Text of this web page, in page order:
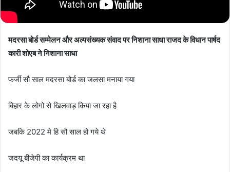
मदरसा बोर्ड सम्मेलन और अल्पसंख्यक संवाद पर निशाना साधा राजद के विधान पार्षद
कारी शोएब ने निशाना साधा
फर्जी सौ साल मदरसा बोर्ड का जलसा मनाया गया
बिहार के लोगो से खिलवाड़ किया जा रहा है
जबकि 2022 मे हि सौ साल हो गये थे
जदयू बीजेपी का कार्यक्रम था